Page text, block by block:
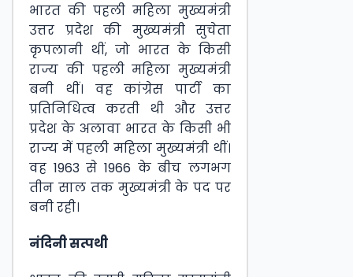
भारत की पहली महिला मुख्यमंत्री
उत्तर प्रदेश की मुख्यमंत्री सुचेता
कृपलानी थीं, जो भारत के किसी
राज्य की पहली महिला मुख्यमंत्री
बनी थीं। वह कांग्रेस पार्टी का
प्रतिनिधित्व करती थी और उत्तर
प्रदेश के अलावा भारत के किसी भी
राज्य में पहली महिला मुख्यमंत्री थीं।
वह 1963 से 1966 के बीच लगभग
तीन साल तक मुख्यमंत्री के पद पर
बनी रही।
नंदिनी सत्पथी